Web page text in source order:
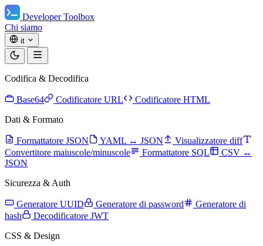
Developer Toolbox
Chi siamo
it
Codifica & Decodifica
Base64 Codificatore URL
Codificatore HTML
Dati & Formato
Formattatore JSON YAML ↔ JSON
Visualizzatore diff
Convertitore maiuscole/minuscole
Formattatore SQL
CSV ↔
JSON
Sicurezza & Auth
Generatore UUID Generatore di password
Generatore di
hash
Decodificatore JWT
CSS & Design